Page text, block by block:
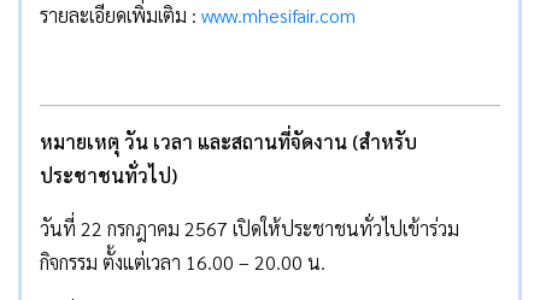
รายละเอียดเพิ่มเติม : www.mhesifair.com
หมายเหตุ วัน เวลา และสถานที่จัดงาน (สำหรับ
ประชาชนทั่วไป)
วันที่ 22 กรกฎาคม 2567 เปิดให้ประชาชนทั่วไปเข้าร่วม
กิจกรรม ตั้งแต่เวลา 16.00 – 20.00 น.